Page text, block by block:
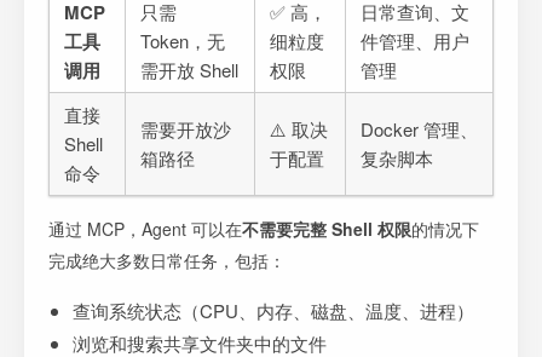
MCP
工具
调用
只需
Token，无
需开放 Shell
✅ 高，
细粒度
权限
日常查询、文
件管理、用户
管理
直接
Shell
命令
需要开放沙
箱路径
⚠️ 取决
于配置
Docker 管理、
复杂脚本
通过 MCP，Agent 可以在不需要完整 Shell 权限的情况下
完成绝大多数日常任务，包括：
查询系统状态（CPU、内存、磁盘、温度、进程）
浏览和搜索共享文件夹中的文件